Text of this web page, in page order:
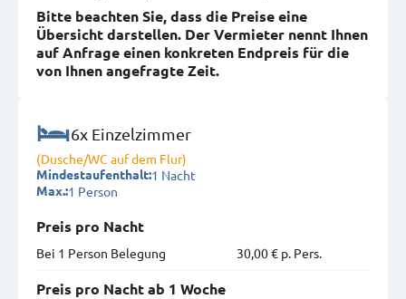
Bitte beachten Sie, dass die Preise eine
Übersicht darstellen. Der Vermieter nennt Ihnen
auf Anfrage einen konkreten Endpreis für die
von Ihnen angefragte Zeit.
6x Einzelzimmer
(Dusche/WC auf dem Flur)
Mindestaufenthalt:1 Nacht
Max.:1 Person
Preis pro Nacht
Bei 1 Person Belegung
30,00 € p. Pers.
Preis pro Nacht ab 1 Woche